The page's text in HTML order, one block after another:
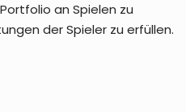
an Spielen zu
der Spieler zu erfüllen.